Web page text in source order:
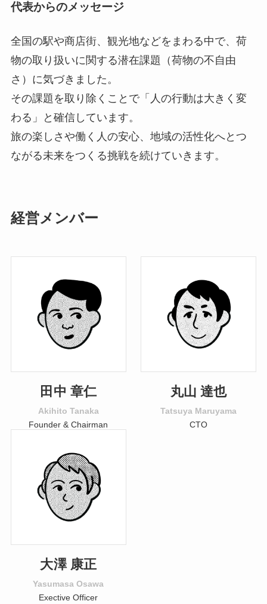
代表からのメッセージ
全国の駅や商店街、観光地などをまわる中で、荷
物の取り扱いに関する潜在課題（荷物の不自由
さ）に気づきました。
その課題を取り除くことで「人の行動は大きく変
わる」と確信しています。
旅の楽しさや働く人の安心、地域の活性化へとつ
ながる未来をつくる挑戦を続けていきます。
経営メンバー
田中 章仁
Akihito Tanaka
Founder & Chairman
丸山 達也
Tatsuya Maruyama
CTO
大澤 康正
Yasumasa Osawa
Exective Officer